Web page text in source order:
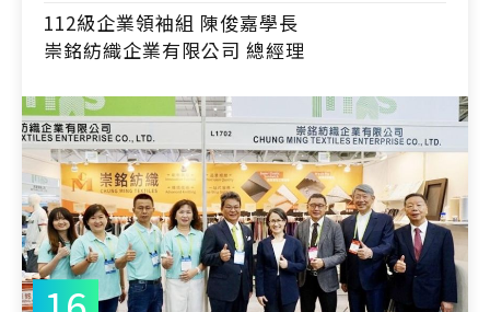
112級企業領袖組 陳俊嘉學長
崇銘紡織企業有限公司 總經理